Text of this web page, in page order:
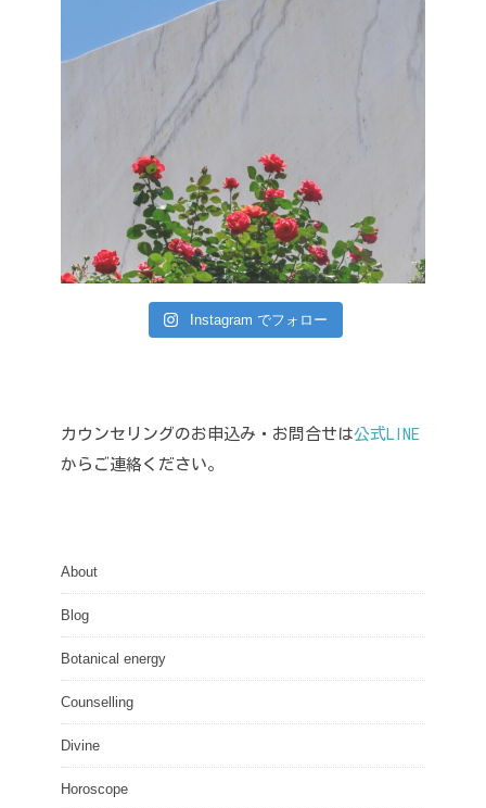
Instagram でフォロー
カウンセリングのお申込み・お問合せは公式LINE
からご連絡ください。
About
Blog
Botanical energy
Counselling
Divine
Horoscope